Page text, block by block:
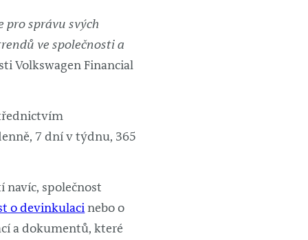
správu svých
ve společnosti a
Volkswagen Financial
7 dní v týdnu, 365
společnost
o devinkulacinebo o
a dokumentů, které